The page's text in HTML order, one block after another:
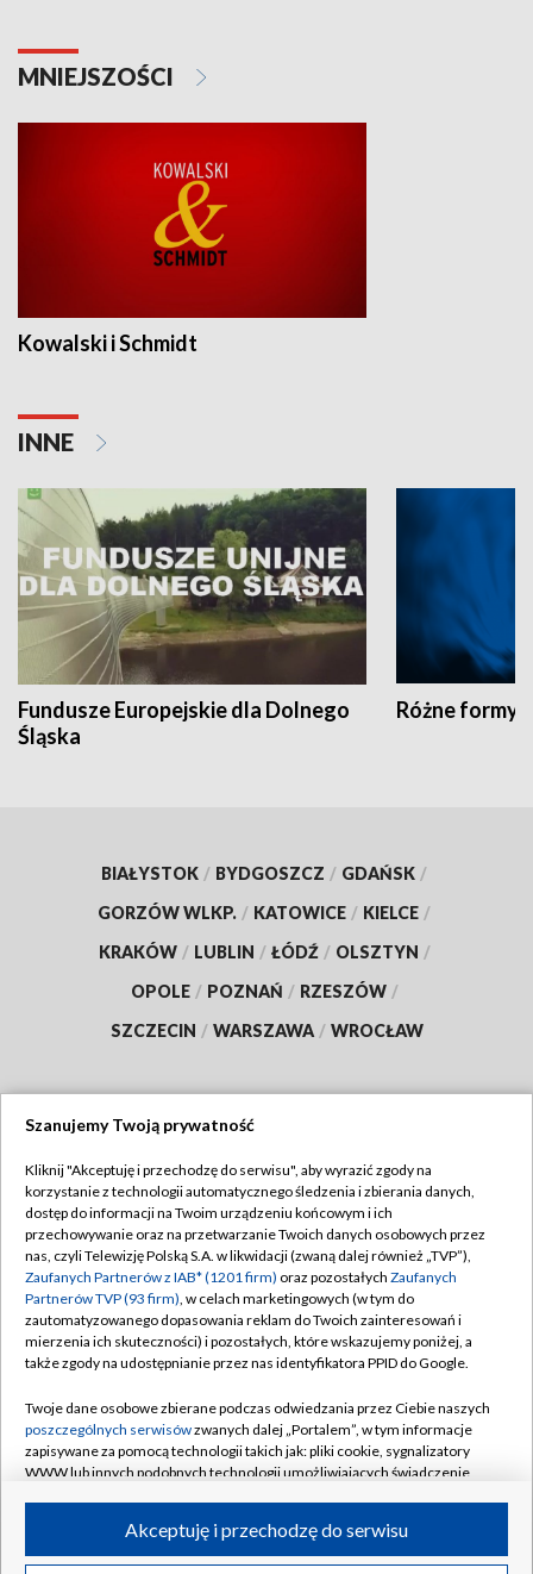
MNIEJSZOŚCI
Kowalski i Schmidt
INNE
Fundusze Europejskie dla Dolnego
Śląska
Różne formy
BIAŁYSTOK / BYDGOSZCZ / GDAŃSK /
GORZÓW WLKP. / KATOWICE / KIELCE /
KRAKÓW / LUBLIN / ŁÓDŹ / OLSZTYN /
OPOLE / POZNAŃ / RZESZÓW /
SZCZECIN / WARSZAWA / WROCŁAW
TVP
Abonament TVP
Emisja w TVP
Centrum informacji TVP
Naziemna Telewizja Cyfrowa
Rada Programowa
System NOS
Informacje o nadawcy
Program dla prasy
Regulamin TVP
Polityka prywatności
Moje zgody
Pomoc
Kontakt
Kanały
©2026 Telewizja Polska S.A. w likwidacji
Szanujemy Twoją prywatność
Kliknij "Akceptuję i przechodzę do serwisu", aby wyrazić zgody na
korzystanie z technologii automatycznego śledzenia i zbierania danych,
dostęp do informacji na Twoim urządzeniu końcowym i ich
przechowywanie oraz na przetwarzanie Twoich danych osobowych przez
nas, czyli Telewizję Polską S.A. w likwidacji (zwaną dalej również „TVP”),
Zaufanych Partnerów z IAB* (1201 firm) oraz pozostałych Zaufanych
Partnerów TVP (93 firm), w celach marketingowych (w tym do
zautomatyzowanego dopasowania reklam do Twoich zainteresowań i
mierzenia ich skuteczności) i pozostałych, które wskazujemy poniżej, a
także zgody na udostępnianie przez nas identyfikatora PPID do Google.
Twoje dane osobowe zbierane podczas odwiedzania przez Ciebie naszych
poszczególnych serwisówzwanych dalej „Portalem”, w tym informacje
zapisywane za pomocą technologii takich jak: pliki cookie, sygnalizatory
WWW lub innych podobnych technologii umożliwiających świadczenie
ruchu w Internecie.Akceptuję i przechodzę do serwisu